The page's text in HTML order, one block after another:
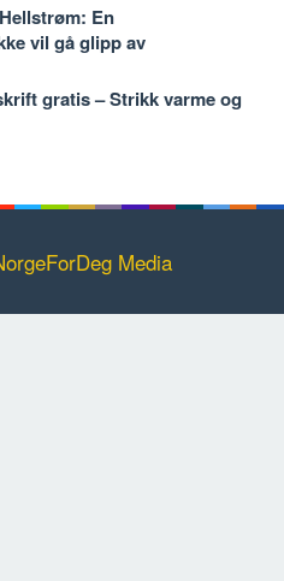
En
vil gå glipp av
gratis – Strikk varme og
Media